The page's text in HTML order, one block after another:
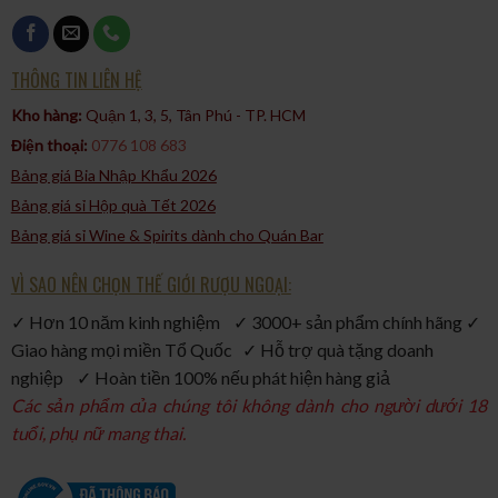
powerful,” với hương vị độc đáo của rum này.
Bacardi Gran Reserva Diez 10 Year Old Extra Rare Gold là một
biểu tượng của sự đẳng cấp và lịch sử trong thế giới rượu rum.
Dòng sản phẩm này kết hợp tinh tế giữa lịch sử dài đằng sau
thương hiệu và quá trình sản xuất hiện đại để tạo ra một rum
độc đáo và tuyệt vời. Đây là một lựa chọn hoàn hảo cho những
người yêu thích rượu rum cao cấp và đang tìm kiếm một trải
nghiệm đắng cấp.
THÔNG TIN LIÊN HỆ
Kho hàng: Quận 1, 3, 5, Tân Phú - TP. HCM​
Điện thoại: 0776 108 683
Bảng giá Bia Nhập Khẩu 2026
Bảng giá sỉ Hộp quà Tết 2026
Bảng giá sỉ Wine & Spirits dành cho Quán Bar
VÌ SAO NÊN CHỌN THẾ GIỚI RƯỢU NGOẠI:
✓ Hơn 10 năm kinh nghiệm ✓ 3000+ sản phẩm chính hãng ✓
Giao hàng mọi miền Tổ Quốc ✓ Hỗ trợ quà tặng doanh
nghiệp ✓ Hoàn tiền 100% nếu phát hiện hàng giả
Các sản phẩm của chúng tôi không dành cho người dưới 18
tuổi, phụ nữ mang thai.